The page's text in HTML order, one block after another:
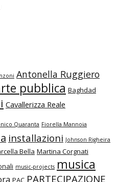
Antonella Ruggiero
pubblica Baghdad
Cavallerizza Reale
Quaranta Fiorella Mannoia
installazioni Johnson Righeira
Bella Martina Corgnati
music-projects musica
PAC PARTECIPAZIONE